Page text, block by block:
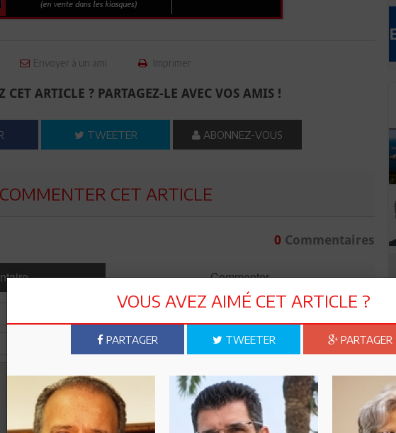
Envoyer à un ami Imprimer
CET ARTICLE ? PARTAGEZ-LE AVEC VOS AMIS !
TWEETER ABONNEZ-VOUS
COMMENTER CET ARTICLE
0Commentaires
Commenter
VOUS AVEZ AIMÉ CET ARTICLE ?
PARTAGER TWEETER PARTAGER